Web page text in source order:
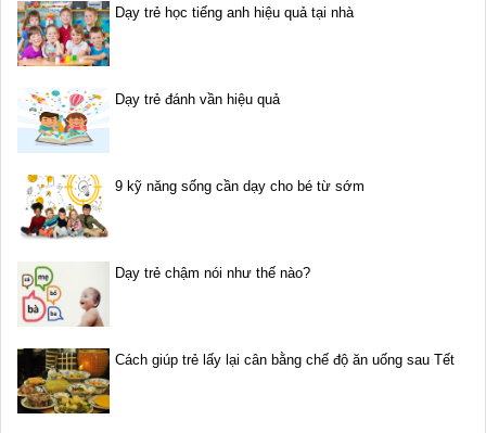
Dạy trẻ học tiếng anh hiệu quả tại nhà
Dạy trẻ đánh vần hiệu quả
9 kỹ năng sống cần dạy cho bé từ sớm
Dạy trẻ chậm nói như thế nào?
Cách giúp trẻ lấy lại cân bằng chế độ ăn uống sau Tết